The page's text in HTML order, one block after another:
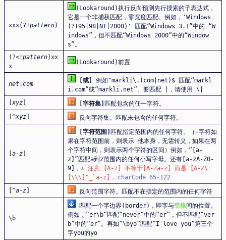
xxx(?!pattern)
(Lookaround)执行反向预测先行搜索的子表达式，
它是一个非捕获匹配，零宽度匹配。例如，'Windows
(?!95|98|NT|2000)' 匹配“Windows 3.1”中的 “W
indows”，但不匹配“Windows 2000”中的“Window
s”。
(?<!pattern)xx
x
(Lookaround)前置
net com [或]
例如^markli\.(com|net)$ 匹配“markl
i.com”或“markli.net”。要匹配 |，请使用 \|
[xyz [字符集]
匹配包含的任一字符。
[^xyz 反向字符集。匹配未包含的任何字符。
[a-z
[字符范围]
匹配指定范围内的任何字符。（-字符如
果在字符范围前，则表示 他本身，无需转义，如果在两
个字符中间，则表示两个字符的区间）例如，“[a-
z]”匹配a到z范围内的任何小写字母。还有[a-zA-Z0-
9]，⚠️注意 [A-z] 不等于[A-Za-z] 而是 [A-Z\
[\\\]^_`a-z]，
charCode 65-122
[^a-z 反向范围字符。匹配不在指定的范围内的任何字符
\b
匹配一个字边界(border)，即字与空格间的位置。
例如，“er\b”匹配“never”中的“er”，但不匹配“ver
b”中的“er”。再如“\byo”匹配“I love you”第三个
字you的yo